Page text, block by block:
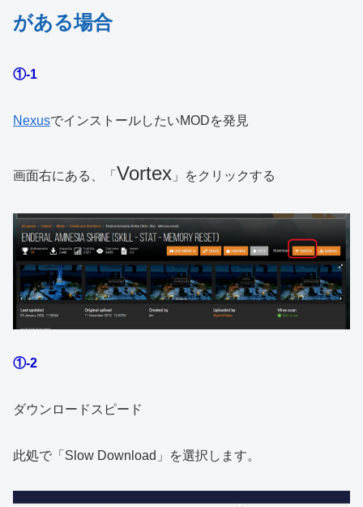
がある場合
①-1
NexusでインストールしたいMODを発見
画面右にある、「 Vortex 」をクリックする
①-2
ダウンロードスピード
此処で「Slow Download」を選択します。